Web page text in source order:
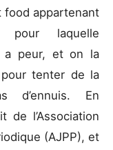
food appartenant
pour laquelle
a peur, et on la
tenter de la
d’ennuis. En
de l’Association
(AJPP), et